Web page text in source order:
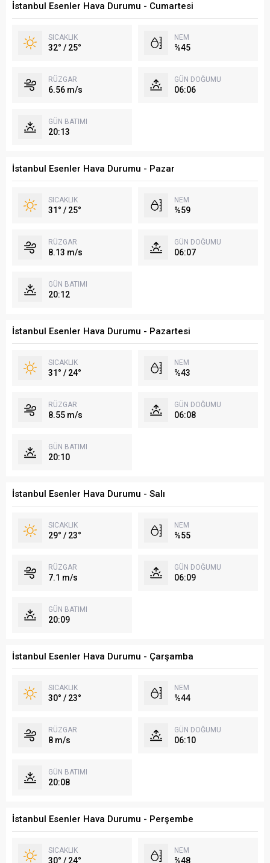
İstanbul Esenler Hava Durumu - Cumartesi
SICAKLIK
32° / 25°
NEM
%45
RÜZGAR
6.56 m/s
GÜN DOĞUMU
06:06
GÜN BATIMI
20:13
İstanbul Esenler Hava Durumu - Pazar
SICAKLIK
31° / 25°
NEM
%59
RÜZGAR
8.13 m/s
GÜN DOĞUMU
06:07
GÜN BATIMI
20:12
İstanbul Esenler Hava Durumu - Pazartesi
SICAKLIK
31° / 24°
NEM
%43
RÜZGAR
8.55 m/s
GÜN DOĞUMU
06:08
GÜN BATIMI
20:10
İstanbul Esenler Hava Durumu - Salı
SICAKLIK
29° / 23°
NEM
%55
RÜZGAR
7.1 m/s
GÜN DOĞUMU
06:09
GÜN BATIMI
20:09
İstanbul Esenler Hava Durumu - Çarşamba
SICAKLIK
30° / 23°
NEM
%44
RÜZGAR
8 m/s
GÜN DOĞUMU
06:10
GÜN BATIMI
20:08
İstanbul Esenler Hava Durumu - Perşembe
SICAKLIK
30° / 24°
NEM
%48